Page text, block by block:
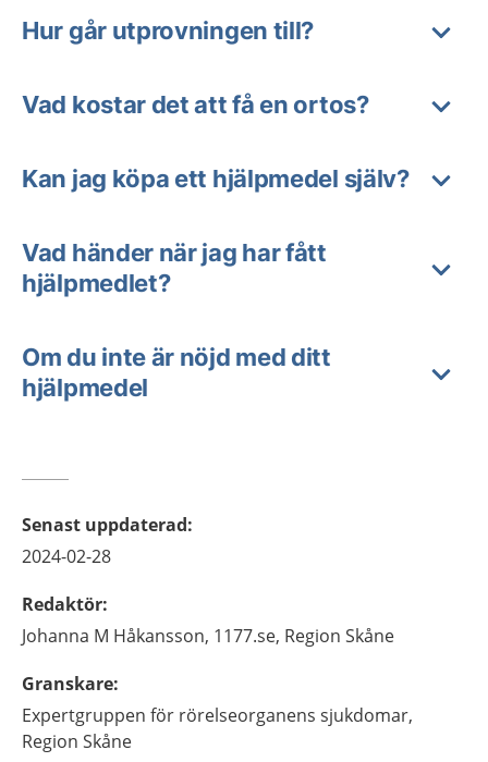
Hur går utprovningen till?
Vad kostar det att få en ortos?
Kan jag köpa ett hjälpmedel själv?
Vad händer när jag har fått
hjälpmedlet?
Om du inte är nöjd med ditt
hjälpmedel
Senast uppdaterad:
2024-02-28
Redaktör:
Johanna M Håkansson, 1177.se, Region Skåne
Granskare:
Expertgruppen för rörelseorganens sjukdomar,
Region Skåne